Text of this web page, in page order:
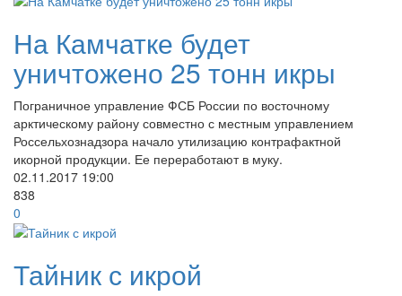
На Камчатке будет
уничтожено 25 тонн икры
Пограничное управление ФСБ России по восточному
арктическому району совместно с местным управлением
Россельхознадзора начало утилизацию контрафактной
икорной продукции. Ее переработают в муку.
02.11.2017 19:00
838
0
Тайник с икрой